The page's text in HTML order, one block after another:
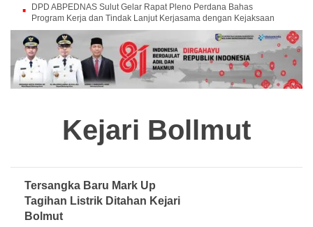
DPD ABPEDNAS Sulut Gelar Rapat Pleno Perdana Bahas
Program Kerja dan Tindak Lanjut Kerjasama dengan Kejaksaan
Kejari Bollmut
Tersangka Baru Mark Up
Tagihan Listrik Ditahan Kejari
Bolmut